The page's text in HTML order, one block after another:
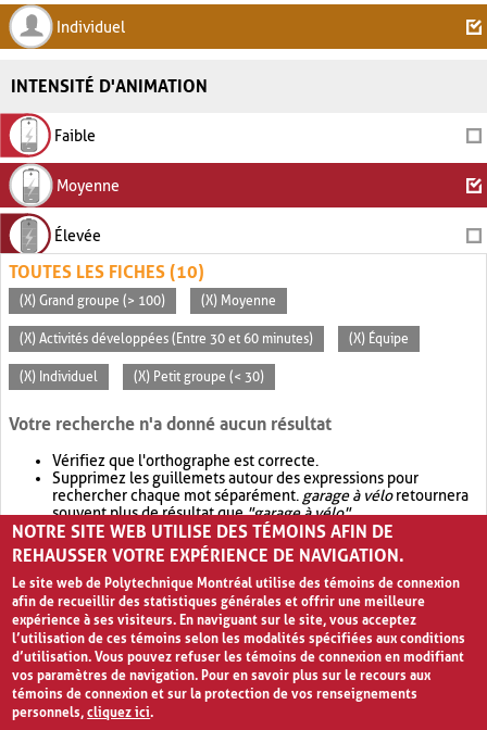
Individuel
INTENSITÉ D'ANIMATION
Faible
Moyenne
Élevée
TOUTES LES FICHES (10)
(X) Grand groupe (> 100) (X) Moyenne
(X) Activités développées (Entre 30 et 60 minutes) (X) Équipe
(X) Individuel (X) Petit groupe (< 30)
Votre recherche n'a donné aucun résultat
Vérifiez que l'orthographe est correcte.
Supprimez les guillemets autour des expressions pour
rechercher chaque mot séparément. garage à véloretournera
souvent plus de résultat que"garage à vélo".
Envisagez d'élargir votre recherche avec OR.garage OR vélo
retournera souvent plus de résultat quegarage à vélo
NOTRE SITE WEB UTILISE DES TÉMOINS AFIN DE
REHAUSSER VOTRE EXPÉRIENCE DE NAVIGATION.
Le site web de Polytechnique Montréal utilise des témoins de connexion
afin de recueillir des statistiques générales et offrir une meilleure
expérience à ses visiteurs. En naviguant sur le site, vous acceptez
l’utilisation de ces témoins selon les modalités spécifiées aux conditions
d’utilisation. Vous pouvez refuser les témoins de connexion en modifiant
vos paramètres de navigation. Pour en savoir plus sur le recours aux
témoins de connexion et sur la protection de vos renseignements
personnels,cliquez ici.